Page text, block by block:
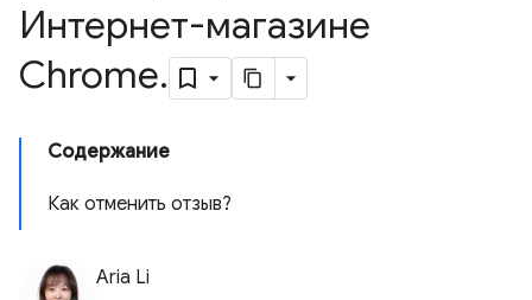
Интернет-магазине
Chrome.
Содержание
Как отменить отзыв?
Aria Li